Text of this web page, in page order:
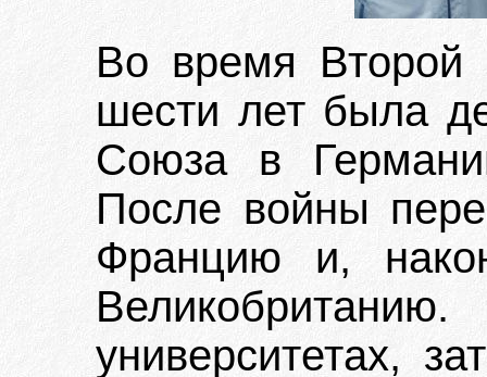
Во время Второй
шести лет была
Союза в
После войны
Францию и,
университетах,